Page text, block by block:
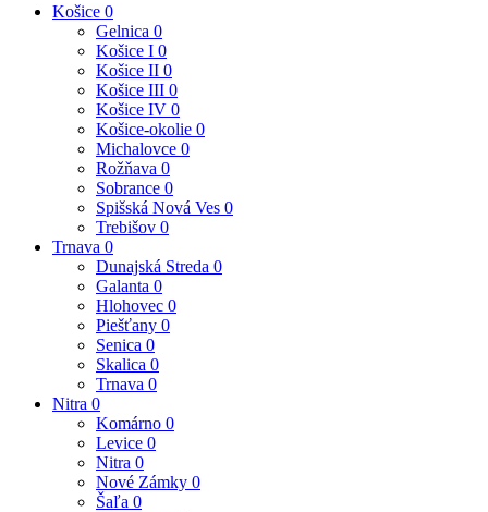
Košice 0
Gelnica 0
Košice I 0
Košice II 0
Košice III 0
Košice IV 0
Košice-okolie 0
Michalovce 0
Rožňava 0
Sobrance 0
Spišská Nová Ves 0
Trebišov 0
Trnava 0
Dunajská Streda 0
Galanta 0
Hlohovec 0
Piešťany 0
Senica 0
Skalica 0
Trnava 0
Nitra 0
Komárno 0
Levice 0
Nitra 0
Nové Zámky 0
Šaľa 0